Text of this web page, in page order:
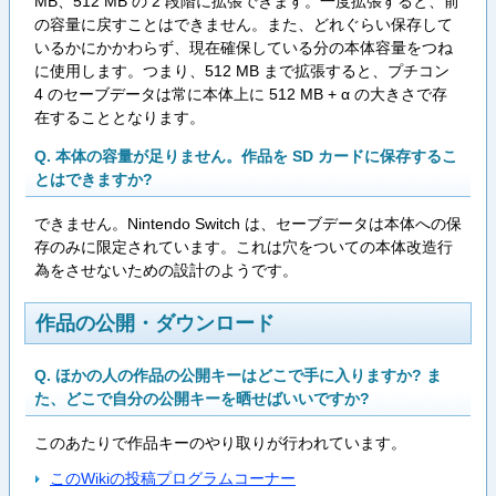
の容量に戻すことはできません。また、どれぐらい保存して
いるかにかかわらず、現在確保している分の本体容量をつね
に使用します。つまり、512 MB まで拡張すると、プチコン
4 のセーブデータは常に本体上に 512 MB + α の大きさで存
在することとなります。
Q. 本体の容量が足りません。作品を SD カードに保存するこ
とはできますか?
できません。Nintendo Switch は、セーブデータは本体への保
存のみに限定されています。これは穴をついての本体改造行
為をさせないための設計のようです。
作品の公開・ダウンロード
Q. ほかの人の作品の公開キーはどこで手に入りますか? ま
た、どこで自分の公開キーを晒せばいいですか?
このあたりで作品キーのやり取りが行われています。
このWikiの投稿プログラムコーナー